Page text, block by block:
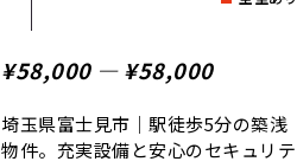
¥58,000 ― ¥58,000
埼玉県富士見市｜駅徒歩5分の築浅
物件。充実設備と安心のセキュリテ